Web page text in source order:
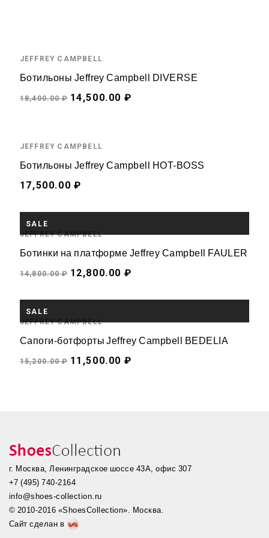
JEFFREY CAMPBELL
Ботильоны Jeffrey Campbell DIVERSE
18,400.00 ₽ 14,500.00 ₽
JEFFREY CAMPBELL
Ботильоны Jeffrey Campbell HOT-BOSS
17,500.00 ₽
SALE
НЕТ В ПРОДАЖЕ
JEFFREY CAMPBELL
Ботинки на платформе Jeffrey Campbell FAULER
14,800.00 ₽ 12,800.00 ₽
SALE
НЕТ В ПРОДАЖЕ
JEFFREY CAMPBELL
Сапоги-ботфорты Jeffrey Campbell BEDELIA
15,200.00 ₽ 11,500.00 ₽
г. Москва, Ленинградское шоссе 43А, офис 307
+7 (495) 740-2164
info@shoes-collection.ru
© 2010-2016 «ShoesCollection». Москва.
Сайт сделан в